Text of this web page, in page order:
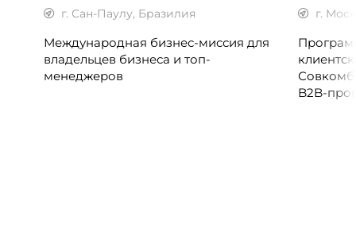
г. Сан-Паулу, Бразилия
Международная бизнес-миссия для
владельцев бизнеса и топ-
менеджеров
г.
B2B-